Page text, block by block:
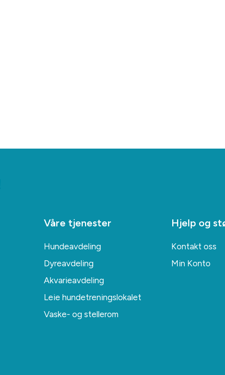
Våre tjenester
Hundeavdeling
Dyreavdeling
Akvarieavdeling
Leie hundetreningslokalet
Vaske- og stellerom
Hjelp og
Kontakt oss
Min Konto